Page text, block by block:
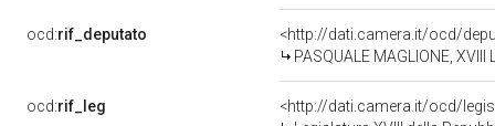
ocd:rif_deputato
<http://dati.camera.it/ocd/
PASQUALE MAGLIONE,
ocd:rif_leg
<http://dati.camera.it/ocd/